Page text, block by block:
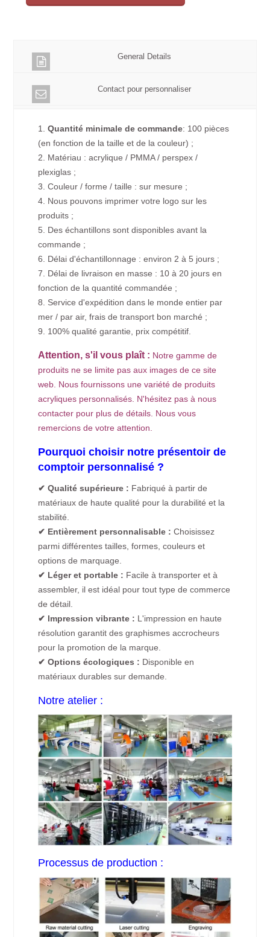
General Details
Contact pour personnaliser
1.Quantité minimale de commande: 100 pièces
(en fonction de la taille et de la couleur) ;
2. Matériau : acrylique / PMMA / perspex /
plexiglas ;
3. Couleur / forme / taille : sur mesure ;
4. Nous pouvons imprimer votre logo sur les
produits ;
5. Des échantillons sont disponibles avant la
commande ;
6. Délai d'échantillonnage : environ 2 à 5 jours ;
7. Délai de livraison en masse : 10 à 20 jours en
fonction de la quantité commandée ;
8. Service d'expédition dans le monde entier par
mer / par air, frais de transport bon marché ;
9. 100% qualité garantie, prix compétitif.
Attention, s'il vous plaît : Notre gamme de
produits ne se limite pas aux images de ce site
web. Nous fournissons une variété de produits
acryliques personnalisés. N'hésitez pas à nous
contacter pour plus de détails. Nous vous
remercions de votre attention.
Pourquoi choisir notre présentoir de
comptoir personnalisé ?
✔ Qualité supérieure : Fabriqué à partir de
matériaux de haute qualité pour la durabilité et la
stabilité.
✔ Entièrement personnalisable : Choisissez
parmi différentes tailles, formes, couleurs et
options de marquage.
✔ Léger et portable : Facile à transporter et à
assembler, il est idéal pour tout type de commerce
de détail.
✔ Impression vibrante : L'impression en haute
résolution garantit des graphismes accrocheurs
pour la promotion de la marque.
✔ Options écologiques : Disponible en
matériaux durables sur demande.
Notre atelier :
Processus de production :